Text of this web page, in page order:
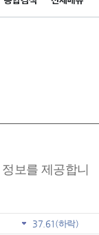
정보를 제공합니
37.61 (하락)